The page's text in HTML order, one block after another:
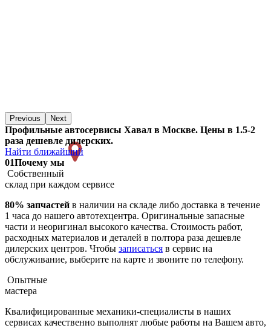
Previous Next
Профильные автосервисы Хавал в Москве. Цены в 1.5-2
раза дешевле дилерских.
Найти ближайший
01Почему мы
Собственный
склад при каждом сервисе
80% запчастей в наличии на складе либо доставка в течение
1 часа до нашего автотехцентра. Оригинальные запасные
части и неоригинал высокого качества. Стоимость работ,
расходных материалов и деталей в полтора раза дешевле
дилерских центров. Чтобы записаться в сервис на
обслуживание, выберите на карте и звоните по телефону.
Опытные
мастера
Квалифицированные механики-специалисты в наших
сервисах качественно выполнят любые работы на Вашем авто,